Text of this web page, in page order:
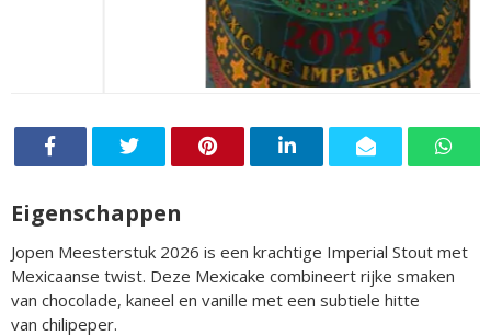
Eigenschappen
Jopen Meesterstuk 2026 is een krachtige Imperial Stout met
Mexicaanse twist. Deze Mexicake combineert rijke smaken
van chocolade, kaneel en vanille met een subtiele hitte
van chilipeper.